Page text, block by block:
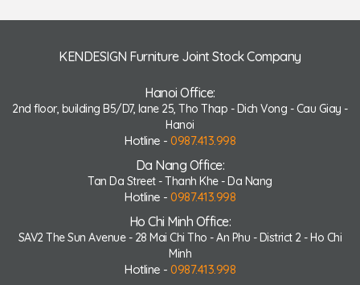
KENDESIGN Furniture Joint Stock Company
Hanoi Office:
2nd floor, building B5/D7, lane 25, Tho Thap - Dich Vong - Cau Giay -
Hanoi
Hotline - 0987.413.998
Da Nang Office:
Tan Da Street - Thanh Khe - Da Nang
Hotline - 0987.413.998
Ho Chi Minh Office:
SAV2 The Sun Avenue - 28 Mai Chi Tho - An Phu - District 2 - Ho Chi
Minh
Hotline - 0987.413.998